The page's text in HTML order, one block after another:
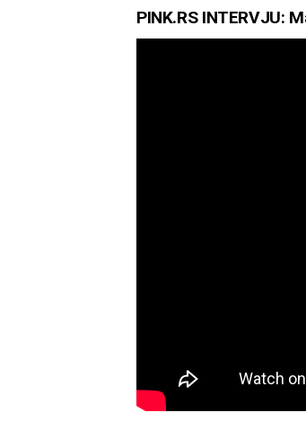
PINK.RS INTERVJU: